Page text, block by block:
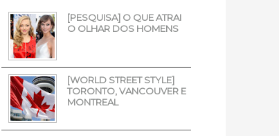
[PESQUISA] O QUE ATRAI
O OLHAR DOS HOMENS
[WORLD STREET STYLE]
TORONTO, VANCOUVER E
MONTREAL